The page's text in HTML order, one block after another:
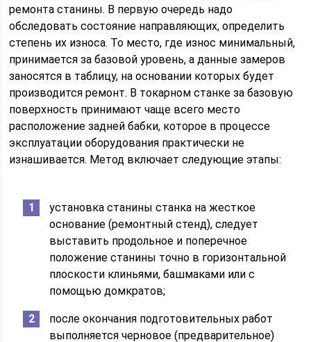
ремонта станины. В первую очередь надо
обследовать состояние направляющих, определить
степень их износа. То место, где износ минимальный,
принимается за базовой уровень, а данные замеров
заносятся в таблицу, на основании которых будет
производится ремонт. В токарном станке за базовую
поверхность принимают чаще всего место
расположение задней бабки, которое в процессе
эксплуатации оборудования практически не
изнашивается. Метод включает следующие этапы:
установка станины станка на жесткое
основание (ремонтный стенд), следует
выставить продольное и поперечное
положение станины точно в горизонтальной
плоскости клиньями, башмаками или с
помощью домкратов;
после окончания подготовительных работ
выполняется черновое (предварительное)